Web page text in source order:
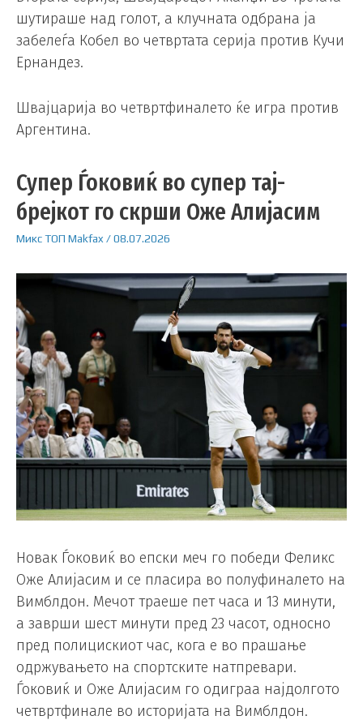
шутираше над голот, а клучната одбрана ја
забелеѓа Кобел во четвртата серија против Кучи
Ернандез.
Швајцарија во четвртфиналето ќе игра против
Аргентина.
Супер Ѓоковиќ во супер тај-
брејкот го скрши Оже Алијасим
МиксТОП Makfax /08.07.2026
Новак Ѓоковиќ во епски меч го победи Феликс
Оже Алијасим и се пласира во полуфиналето на
Вимблдон. Мечот траеше пет часа и 13 минути,
а заврши шест минути пред 23 часот, односно
пред полицискиот час, кога е во прашање
одржувањето на спортските натпревари.
Ѓоковиќ и Оже Алијасим го одиграа најдолгото
четвртфинале во историјата на Вимблдон.